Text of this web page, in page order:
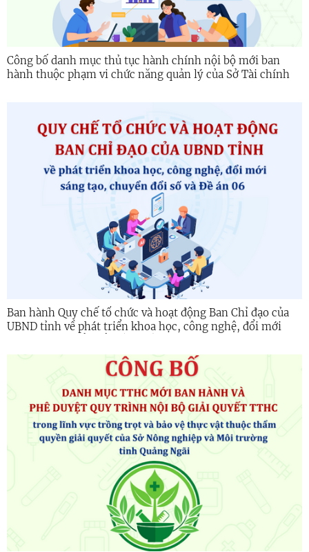
Công bố danh mục thủ tục hành chính nội bộ mới ban
hành thuộc phạm vi chức năng quản lý của Sở Tài chính
Ban hành Quy chế tổ chức và hoạt động Ban Chỉ đạo của
UBND tỉnh về phát triển khoa học, công nghệ, đổi mới